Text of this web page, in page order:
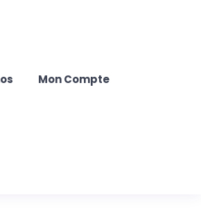
Mon Compte